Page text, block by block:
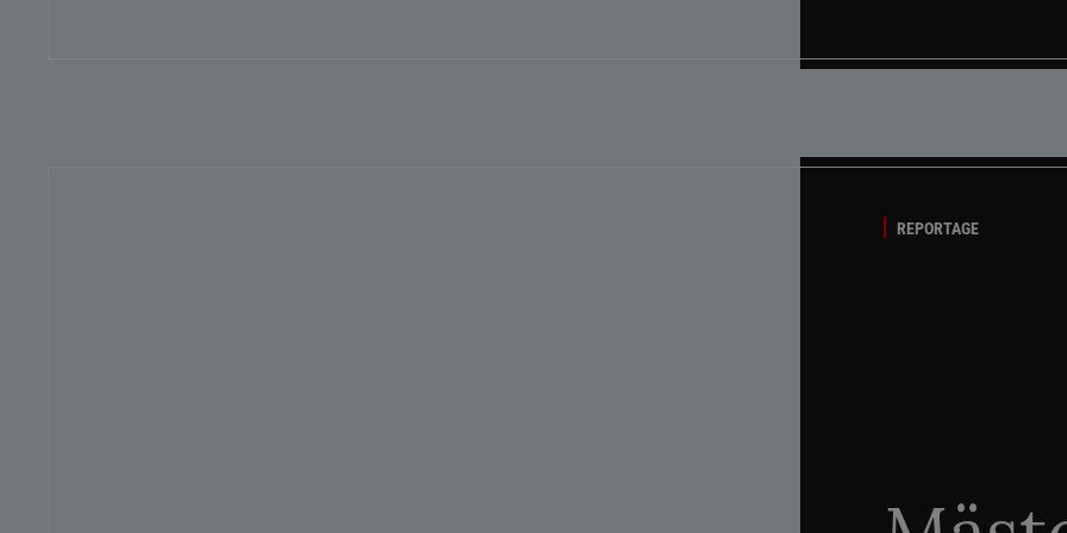
REPORTAGE